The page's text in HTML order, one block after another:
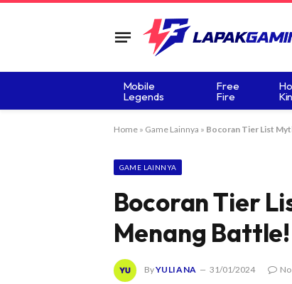
Mobile
Legends
Free
Fire
Home» Game Lainnya » Bocoran Tier List
GAME LAINNYA
Bocoran Tier
Menang Battle!
ByYULIANA 31/01/2024